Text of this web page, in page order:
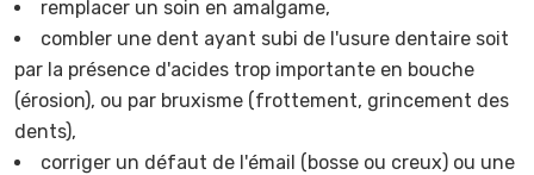
remplacer un soin en amalgame,
combler une dent ayant subi de l'usure dentaire soit
par la présence d'acides trop importante en bouche
(érosion), ou par bruxisme (frottement, grincement des
dents),
corriger un défaut de l'émail (bosse ou creux) ou une